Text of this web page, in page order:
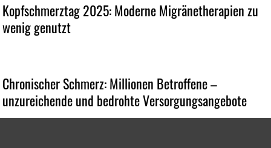
Kopfschmerztag 2025: Moderne Migränetherapien zu
wenig genutzt
Chronischer Schmerz: Millionen Betroffene –
unzureichende und bedrohte Versorgungsangebote